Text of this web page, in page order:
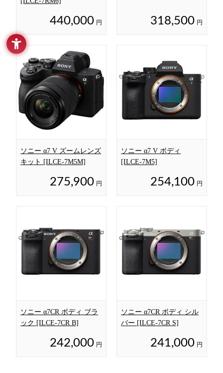
440,000 円 318,500 円
ソニー α7 V ズームレンズ
キット [ILCE-7M5M]
275,900 円
ソニー α7 V ボディ
[ILCE-7M5]
254,100 円
ソニー α7CR ボディ ブラ
ック [ILCE-7CR B]
242,000 円
ソニー α7CR ボディ シル
バー [ILCE-7CR S]
241,000 円